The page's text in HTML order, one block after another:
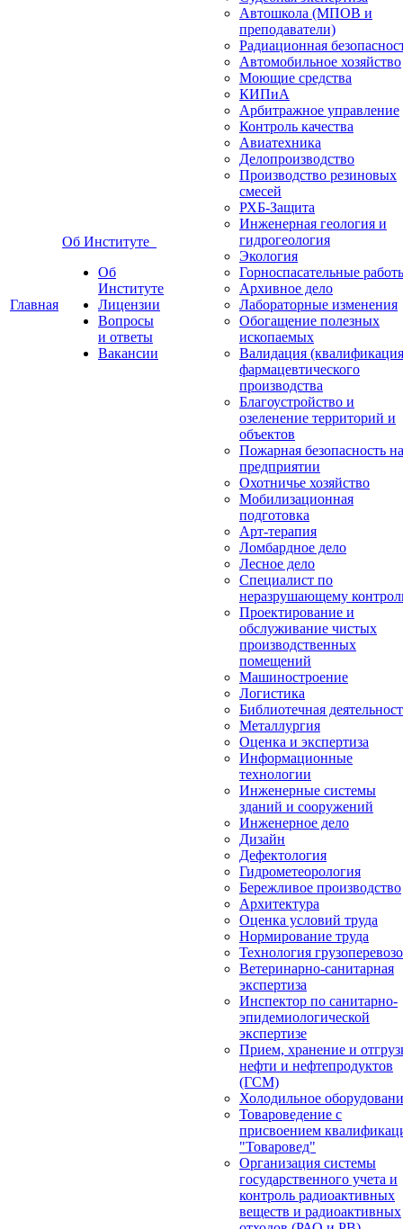
Главная
Об Институте
Об
Институте
Лицензии
Вопросы
и ответы
Вакансии
Автошкола (МПОВ и
преподаватели)
Радиационная
Автомобильное хозяйство
Моющие средства
КИПиА
Арбитражное управление
Контроль качества
Авиатехника
Делопроизводство
Производство резиновых
смесей
РХБ-Защита
Инженерная геология и
гидрогеология
Экология
Горноспасательные
Архивное дело
Лабораторные изменения
Обогащение полезных
ископаемых
Валидация
фармацевтического
производства
Благоустройство и
озеленение территорий и
объектов
Пожарная безопасность на
предприятии
Охотничье хозяйство
Мобилизационная
подготовка
Арт-терапия
Ломбардное дело
Лесное дело
Специалист по
неразрушающему
Проектирование и
обслуживание чистых
производственных
помещений
Машиностроение
Логистика
Библиотечная
Металлургия
Оценка и экспертиза
Информационные
технологии
Инженерные системы
зданий и сооружений
Инженерное дело
Дизайн
Дефектология
Гидрометеорология
Бережливое производство
Архитектура
Оценка условий труда
Нормирование труда
Технология
Ветеринарно-санитарная
экспертиза
Инспектор по санитарно-
эпидемиологической
экспертизе
Прием, хранение и
нефти и нефтепродуктов
(ГСМ)
Холодильное
Товароведение с
присвоением
"Товаровед"
Организация системы
государственного учета и
контроль радиоактивных
веществ и радиоактивных